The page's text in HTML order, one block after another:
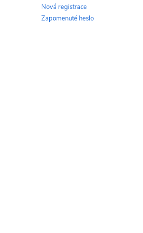
Nová registrace
Zapomenuté heslo